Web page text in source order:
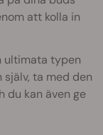
att kolla in
ultimata typen
själv, ta med den
du kan även ge